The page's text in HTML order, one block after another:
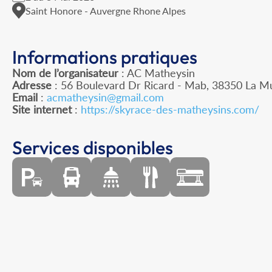
Saint Honore - Auvergne Rhone Alpes
Informations pratiques
Nom de l’organisateur : AC Matheysin
Adresse : 56 Boulevard Dr Ricard - Mab, 38350 La
Email : acmatheysin@gmail.com
Site internet: https://skyrace-des-matheysins.com/
Services disponibles